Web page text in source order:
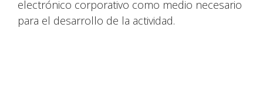
electrónico corporativo como medio necesario
para el desarrollo de la actividad.